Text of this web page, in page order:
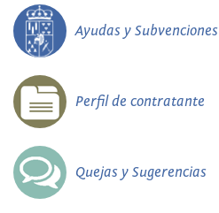
Ayudas y Subvenciones
Perfil de contratante
Quejas y Sugerencias